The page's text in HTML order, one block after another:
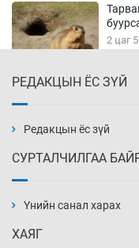
2 цаг
3 цаг
3 цаг
РЕДАКЦЫН ЁС ЗҮЙ
Редакцын ёс зүй
СУРТАЛЧИЛГАА
Үнийн санал харах
ХАЯГ